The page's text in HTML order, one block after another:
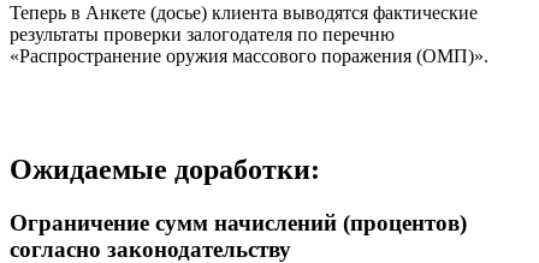
Теперь в Анкете (досье) клиента выводятся фактические
результаты проверки залогодателя по перечню
«Распространение оружия массового поражения (ОМП)».
Ожидаемые доработки:
Ограничение сумм начислений (процентов)
согласно законодательству